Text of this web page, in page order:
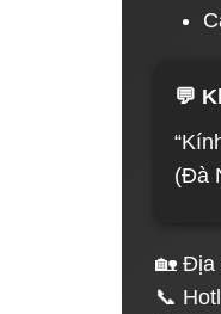
💬
(Đà
🏡 Địa
📞